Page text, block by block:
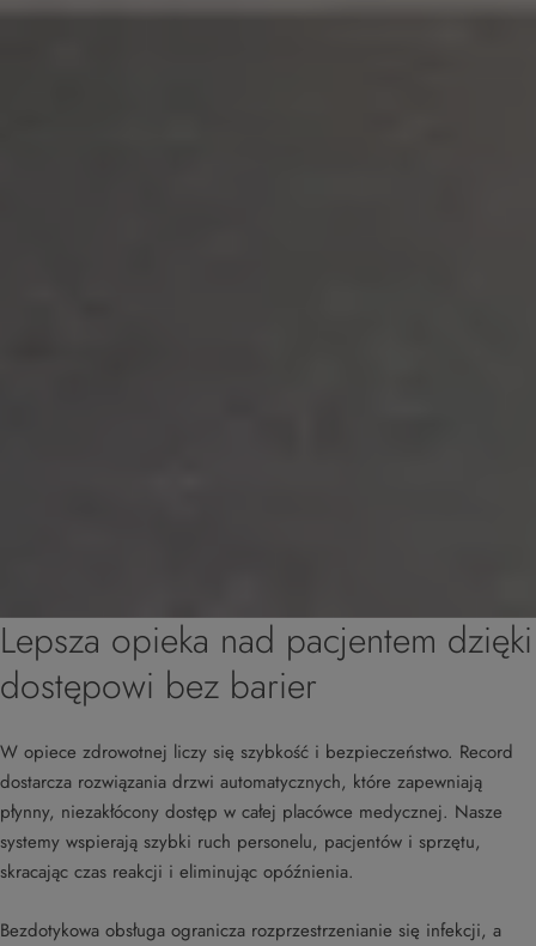
Lepsza opieka nad pacjentem dzięki
dostępowi bez barier
W opiece zdrowotnej liczy się szybkość i bezpieczeństwo. Record
dostarcza rozwiązania drzwi automatycznych, które zapewniają
płynny, niezakłócony dostęp w całej placówce medycznej. Nasze
systemy wspierają szybki ruch personelu, pacjentów i sprzętu,
skracając czas reakcji i eliminując opóźnienia.
Bezdotykowa obsługa ogranicza rozprzestrzenianie się infekcji, a